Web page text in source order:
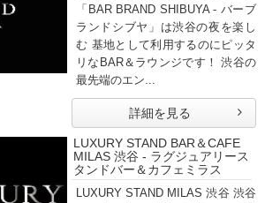
「BAR BRAND SHIBUYA - バーブ
ランドシブヤ」は渋谷の夜を楽し
む 基地として利用するのにピッタ
リなBAR＆ラウンジです！ 渋谷の
最先端のエン...
詳細を見る
LUXURY STAND BAR＆CAFE
MILAS 渋谷 - ラグジュアリース
タンドバー＆カフェミラス
LUXURY STAND MILAS 渋谷 渋谷